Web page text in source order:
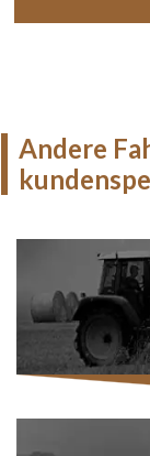
Andere